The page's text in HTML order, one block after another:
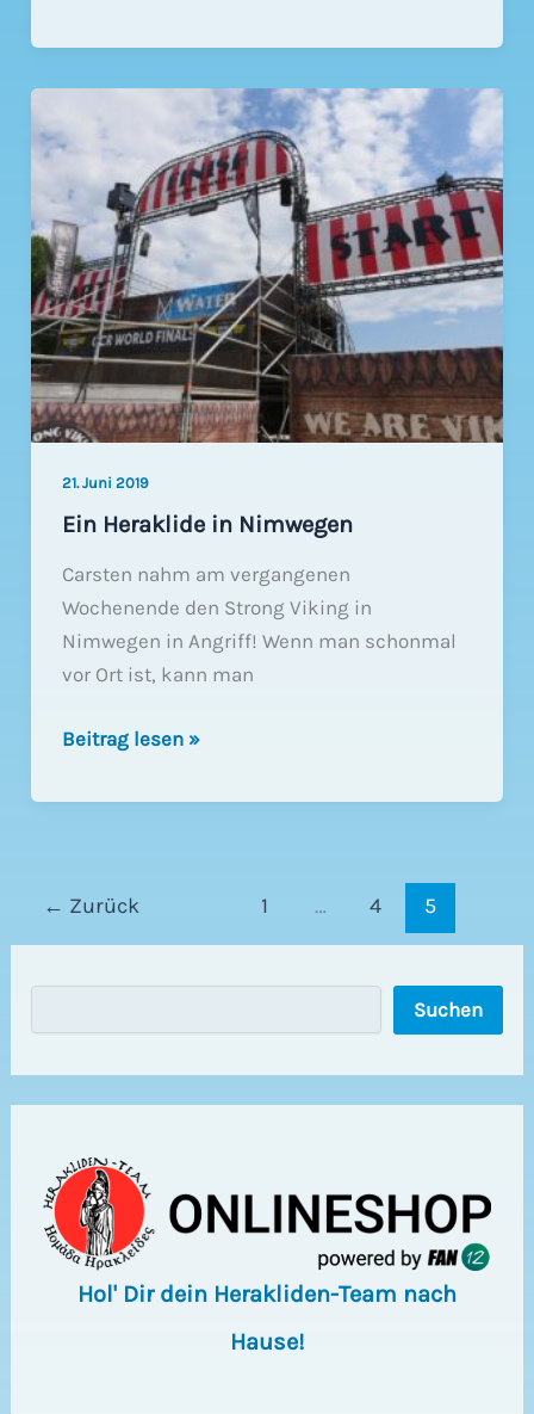
zu
Wasser
…
auf
dem
Rad
21. Juni 2019
Ein Heraklide in Nimwegen
Carsten nahm am vergangenen
Wochenende den Strong Viking in
Nimwegen in Angriff! Wenn man schonmal
vor Ort ist, kann man
Ein
in
Beitrag lesen »
← Zurück 1 … 4 5
Suchen
Hol' Dir dein Herakliden-Team nach
Hause!